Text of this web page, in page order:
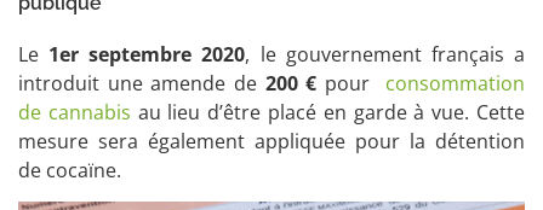
Le 1er septembre 2020, le gouvernement français a
introduit une amende de 200 € pour consommation
de cannabis au lieu d’être placé en garde à vue. Cette
mesure sera également appliquée pour la détention
de cocaïne.